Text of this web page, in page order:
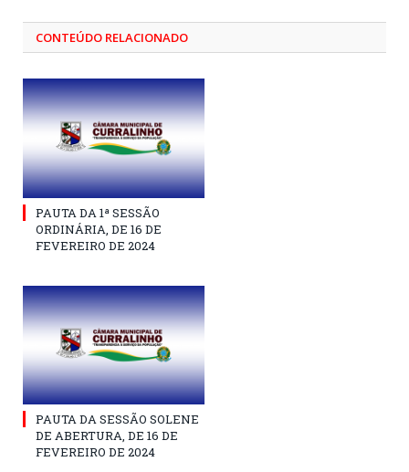
CONTEÚDO RELACIONADO
PAUTA DA 1ª SESSÃO
ORDINÁRIA, DE 16 DE
FEVEREIRO DE 2024
PAUTA DA SESSÃO SOLENE
DE ABERTURA, DE 16 DE
FEVEREIRO DE 2024